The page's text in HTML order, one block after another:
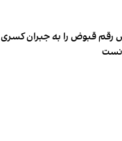
رقم قبوض را به جبران کسری